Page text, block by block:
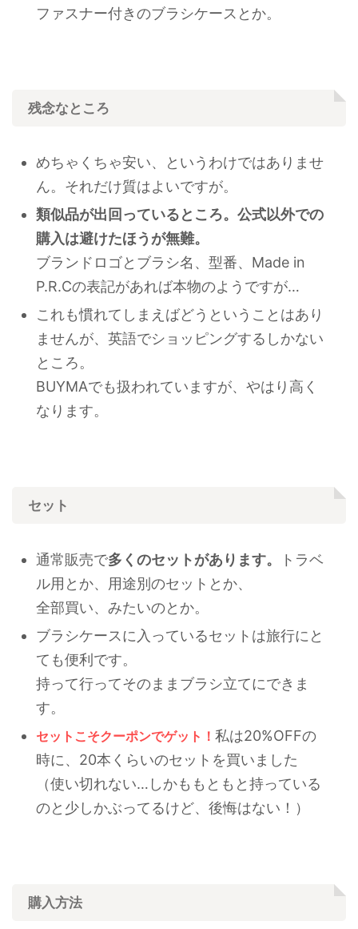
ファスナー付きのブラシケースとか。
残念なところ
めちゃくちゃ安い、というわけではありませ
ん。それだけ質はよいですが。
類似品が出回っているところ。公式以外での
購入は避けたほうが無難。
ブランドロゴとブラシ名、型番、Made in
P.R.Cの表記があれば本物のようですが…
これも慣れてしまえばどうということはあり
ませんが、英語でショッピングするしかない
ところ。
BUYMAでも扱われていますが、やはり高く
なります。
セット
通常販売で多くのセットがあります。
トラベ
ル用とか、用途別のセットとか、
全部買い、みたいのとか。
ブラシケースに入っているセットは旅行にと
ても便利です。
持って行ってそのままブラシ立てにできま
す。
セットこそクーポンでゲット！ 私は20%OFFの
時に、20本くらいのセットを買いました
（使い切れない…しかももともと持っている
のと少しかぶってるけど、後悔はない！）
購入方法